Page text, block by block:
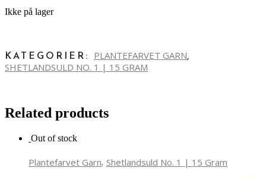
Ikke på lager
KATEGORIER: PLANTEFARVET GARN,
SHETLANDSULD NO. 1 | 15 GRAM
Related products
Out of stock
Plantefarvet Garn, Shetlandsuld No. 1 | 15 Gram